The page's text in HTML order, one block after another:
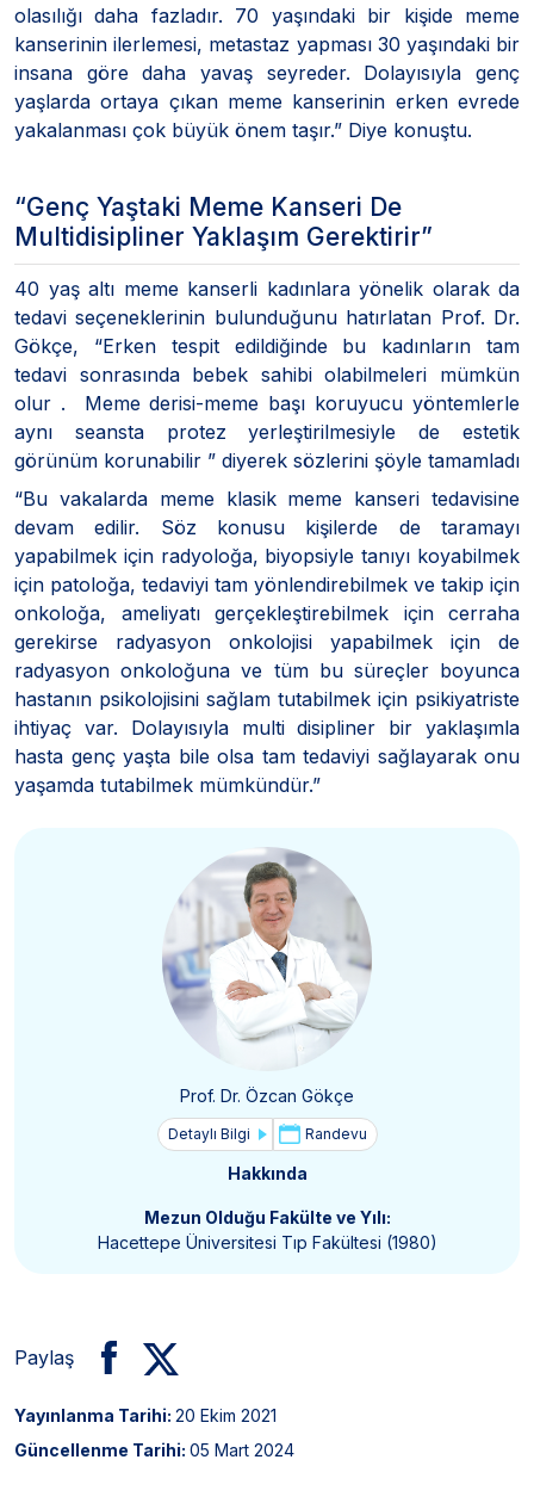
olasılığı daha fazladır. 70 yaşındaki bir kişide meme
kanserinin ilerlemesi, metastaz yapması 30 yaşındaki bir
insana göre daha yavaş seyreder. Dolayısıyla genç
yaşlarda ortaya çıkan meme kanserinin erken evrede
yakalanması çok büyük önem taşır.” Diye konuştu.
“Genç Yaştaki Meme Kanseri De
Multidisipliner Yaklaşım Gerektirir”
40 yaş altı meme kanserli kadınlara yönelik olarak da
tedavi seçeneklerinin bulunduğunu hatırlatan Prof. Dr.
Gökçe, “Erken tespit edildiğinde bu kadınların tam
tedavi sonrasında bebek sahibi olabilmeleri mümkün
olur . Meme derisi-meme başı koruyucu yöntemlerle
aynı seansta protez yerleştirilmesiyle de estetik
görünüm korunabilir ” diyerek sözlerini şöyle tamamladı
“Bu vakalarda meme klasik meme kanseri tedavisine
devam edilir. Söz konusu kişilerde de taramayı
yapabilmek için radyoloğa, biyopsiyle tanıyı koyabilmek
için patoloğa, tedaviyi tam yönlendirebilmek ve takip için
onkoloğa, ameliyatı gerçekleştirebilmek için cerraha
gerekirse radyasyon onkolojisi yapabilmek için de
radyasyon onkoloğuna ve tüm bu süreçler boyunca
hastanın psikolojisini sağlam tutabilmek için psikiyatriste
ihtiyaç var. Dolayısıyla multi disipliner bir yaklaşımla
hasta genç yaşta bile olsa tam tedaviyi sağlayarak onu
yaşamda tutabilmek mümkündür.”
Prof. Dr. Özcan Gökçe
Detaylı Bilgi Randevu
Hakkında
Mezun Olduğu Fakülte ve Yılı:
Hacettepe Üniversitesi Tıp Fakültesi (1980)
Paylaş
Yayınlanma Tarihi: 20 Ekim 2021
Güncellenme Tarihi: 05 Mart 2024